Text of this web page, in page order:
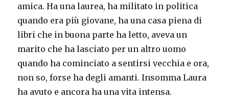
amica. Ha una laurea, ha militato in politica
quando era più giovane, ha una casa piena di
libri che in buona parte ha letto, aveva un
marito che ha lasciato per un altro uomo
quando ha cominciato a sentirsi vecchia e ora,
non so, forse ha degli amanti. Insomma Laura
ha avuto e ancora ha una vita intensa.